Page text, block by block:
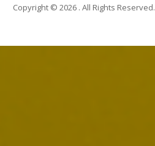
Copyright © 2026 . All Rights Reserved.